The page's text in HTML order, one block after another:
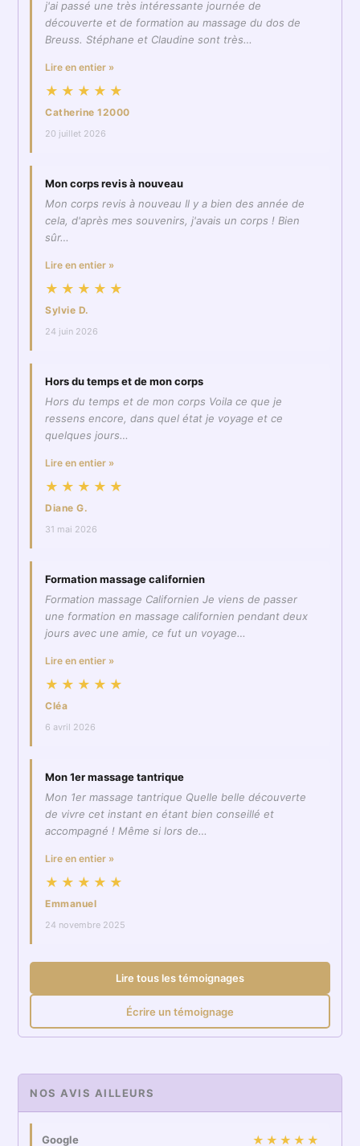
j'ai passé une très intéressante journée de
découverte et de formation au massage du dos de
Breuss. Stéphane et Claudine sont très…
Lire en entier »
★★★★★
Catherine 12000
20 juillet 2026
Mon corps revis à nouveau
Mon corps revis à nouveau Il y a bien des année de
cela, d'après mes souvenirs, j'avais un corps ! Bien
sûr…
Lire en entier »
★★★★★
Sylvie D.
24 juin 2026
Hors du temps et de mon corps
Hors du temps et de mon corps Voila ce que je
ressens encore, dans quel état je voyage et ce
quelques jours…
Lire en entier »
★★★★★
Diane G.
31 mai 2026
Formation massage californien
Formation massage Californien Je viens de passer
une formation en massage californien pendant deux
jours avec une amie, ce fut un voyage…
Lire en entier »
★★★★★
Cléa
6 avril 2026
Mon 1er massage tantrique
Mon 1er massage tantrique Quelle belle découverte
de vivre cet instant en étant bien conseillé et
accompagné ! Même si lors de…
Lire en entier »
★★★★★
Emmanuel
24 novembre 2025
Lire tous les témoignages
Écrire un témoignage
NOS AVIS AILLEURS
Google ★★★★★